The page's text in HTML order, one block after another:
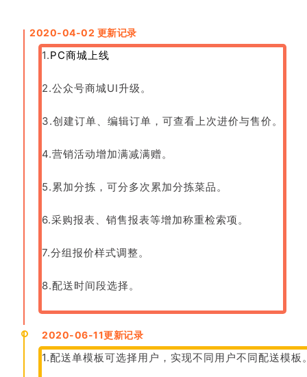
2020-04-02 更新记录
1.PC商城上线
2.公众号商城UI升级。
3.创建订单、编辑订单，可查看上次进价与售价。
4.营销活动增加满减满赠。
5.累加分拣，可分多次累加分拣菜品。
6.采购报表、销售报表等增加称重检索项。
7.分组报价样式调整。
8.配送时间段选择。
2020-06-11更新记录
1.配送单模板可选择用户，实现不同用户不同配送模板